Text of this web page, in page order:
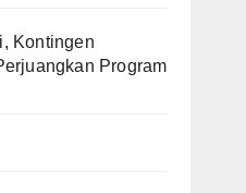
Kontingen
Program